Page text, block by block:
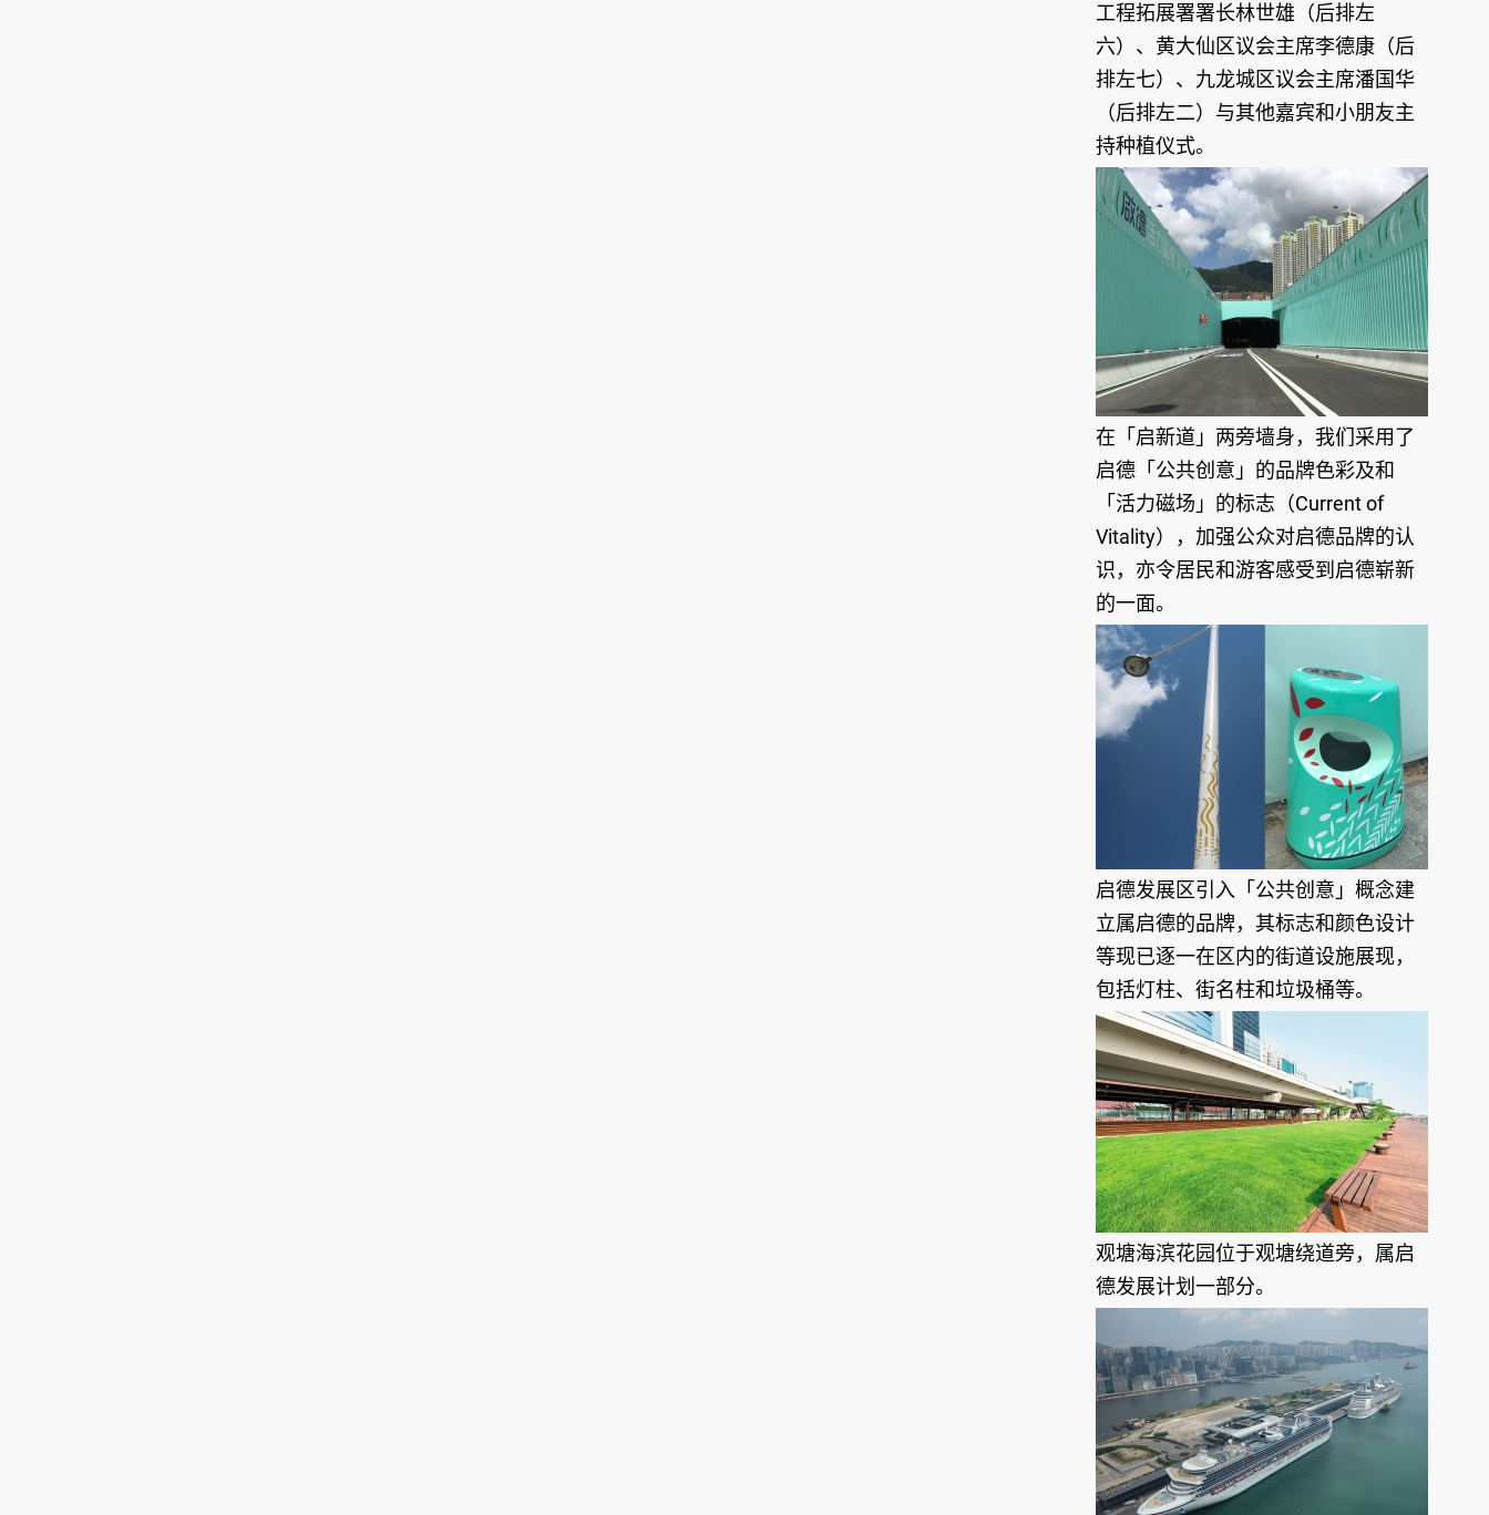
工程拓展署署长林世雄（后排左
六）、黄大仙区议会主席李德康（后
排左七）、九龙城区议会主席潘国华
（后排左二）与其他嘉宾和小朋友主
持种植仪式。
在「启新道」两旁墙身，我们采用了
启德「公共创意」的品牌色彩及和
「活力磁场」的标志（Current of
Vitality），加强公众对启德品牌的认
识，亦令居民和游客感受到启德崭新
的一面。
启德发展区引入「公共创意」概念建
立属启德的品牌，其标志和颜色设计
等现已逐一在区内的街道设施展现，
包括灯柱、街名柱和垃圾桶等。
观塘海滨花园位于观塘绕道旁，属启
德发展计划一部分。